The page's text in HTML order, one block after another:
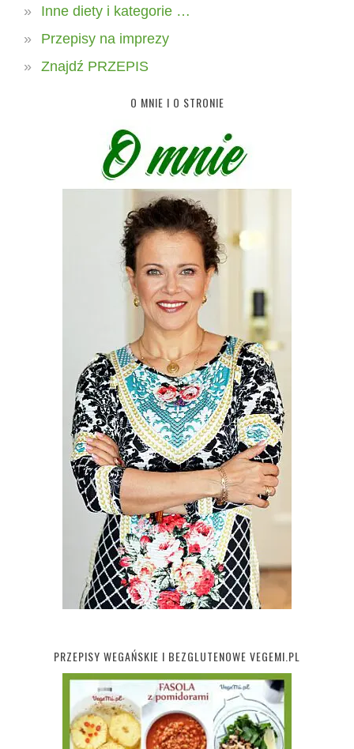
Inne diety i kategorie …
Przepisy na imprezy
Znajdź PRZEPIS
O MNIE I O STRONIE
PRZEPISY WEGAŃSKIE I BEZGLUTENOWE VEGEMI.PL